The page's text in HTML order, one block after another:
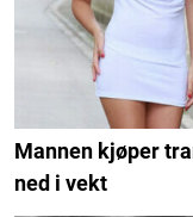
Mannen kjøper
ned i vekt